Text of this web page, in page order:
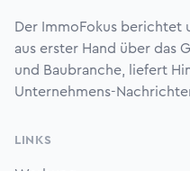
Der ImmoFokus berichtet
aus erster Hand über das
und Baubranche, liefert
Unternehmens-
LINKS